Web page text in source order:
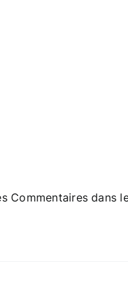
Commentaires dans